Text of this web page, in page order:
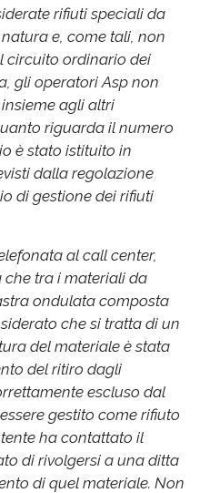
rifiuti speciali da
e, come tali, non
circuito ordinario dei
gli operatori Asp non
agli altri
riguarda il numero
è stato istituito in
dalla regolazione
di gestione dei rifiuti
al call center,
che tra i materiali da
ondulata composta
che si tratta di un
del materiale è stata
del ritiro dagli
escluso dal
gestito come rifiuto
ha contattato il
di rivolgersi a una ditta
di quel materiale. Non